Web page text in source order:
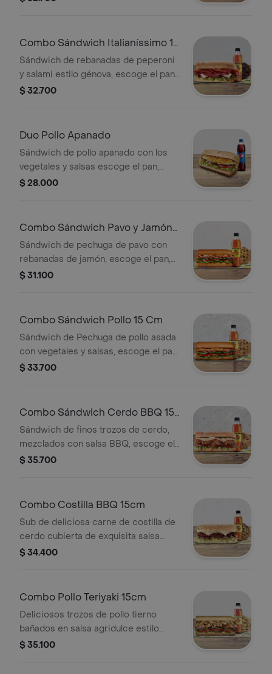
Combo Sándwich Italianíssimo 15
Cm
Sándwich de rebanadas de peperoni
y salami estilo génova, escoge el pan,
queso, vegetales y salsas que
$ 32.700
Duo Pollo Apanado
Sándwich de pollo apanado con los
vegetales y salsas escoge el pan,
queso, vegetales y salsas que
$ 28.000
Combo Sándwich Pavo y Jamón
15 Cm
Sándwich de pechuga de pavo con
rebanadas de jamón, escoge el pan,
queso, vegetales y salsas que
$ 31.100
Combo Sándwich Pollo 15 Cm
Sándwich de Pechuga de pollo asada
con vegetales y salsas, escoge el pan,
queso, vegetales y salsas que
$ 33.700
Combo Sándwich Cerdo BBQ 15
Cm
Sándwich de finos trozos de cerdo,
mezclados con salsa BBQ, escoge el
pan, queso, vegetales y salsas que
$ 35.700
Combo Costilla BBQ 15cm
Sub de deliciosa carne de costilla de
cerdo cubierta de exquisita salsa
BBQ. Disfrútalo con los vegetales y
acompañamiento
$ 34.400
Combo Pollo Teriyaki 15cm
Deliciosos trozos de pollo tierno
bañados en salsa agridulce estilo
teriyaki. Pídelo con tus vegetales
$ 35.100